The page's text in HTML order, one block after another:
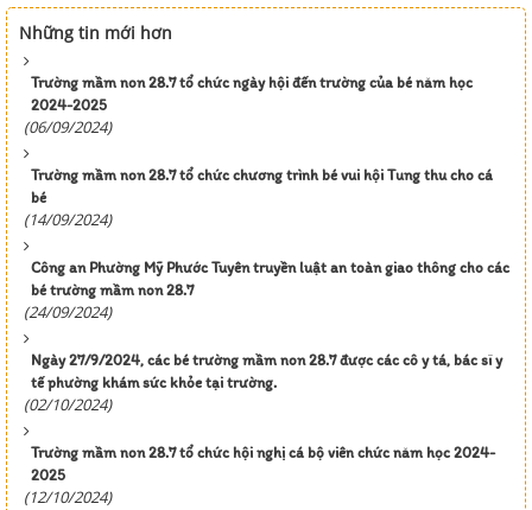
Những tin mới hơn
Trường mầm non 28.7 tổ chức ngày hội đến trường của bé năm học
2024-2025
(06/09/2024)
Trường mầm non 28.7 tổ chức chương trình bé vui hội Tung thu cho cá
bé
(14/09/2024)
Công an Phường Mỹ Phước Tuyên truyền luật an toàn giao thông cho các
bé trường mầm non 28.7
(24/09/2024)
Ngày 27/9/2024, các bé trường mầm non 28.7 được các cô y tá, bác sĩ y
tế phường khám sức khỏe tại trường.
(02/10/2024)
Trường mầm non 28.7 tổ chức hội nghị cá bộ viên chức năm học 2024-
2025
(12/10/2024)